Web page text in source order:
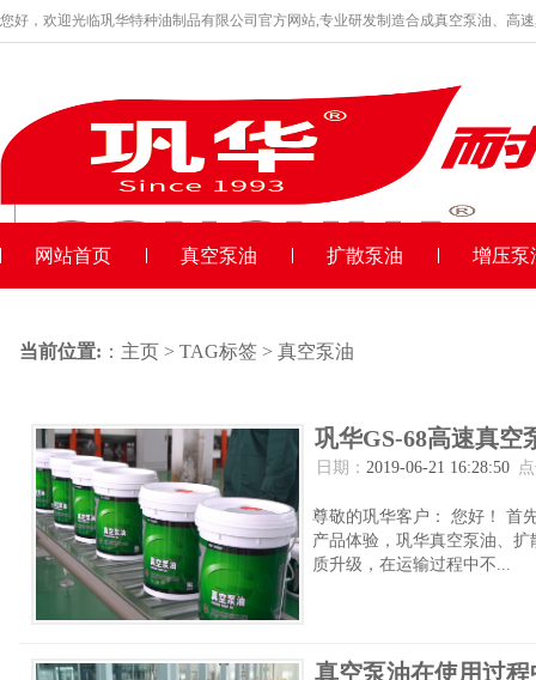
您好，欢迎光临巩华特种油制品有限公司官方网站,专业研发制造合成真空泵油、高
网站首页 真空泵油 扩散泵油 增压泵
当前位置: ： 主页 > TAG标签 > 真空泵油
巩华GS-68高速真空
日期： 2019-06-21 16:28:50
尊敬的巩华客户： 您好！ 首
产品体验，巩华真空泵油、
质升级，在运输过程中不...
真空泵油在使用过